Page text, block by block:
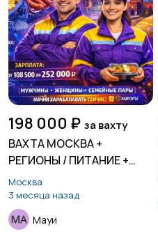
198 000 ₽ за вахту
ВАХТА МОСКВА +
РЕГИОНЫ / ПИТАНИЕ +
ЖИЛЬЕ
Москва
3 месяца назад
Мауи